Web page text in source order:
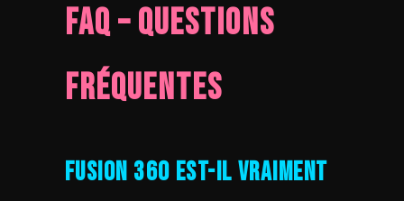
FAQ – Questions
Fréquentes
Fusion 360 est-il vraiment